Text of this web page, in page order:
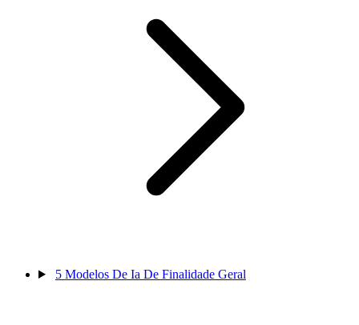
5 Modelos De Ia De Finalidade Geral